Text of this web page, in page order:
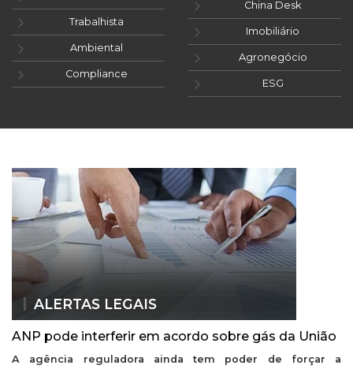
Trabalhista
Ambiental
Compliance
China Desk
Imobiliário
Agronegócio
ESG
ALERTAS LEGAIS
ANP pode interferir em acordo sobre gás da União
A agência reguladora ainda tem poder de forçar a